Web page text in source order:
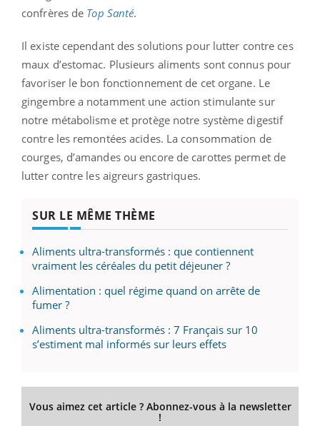
confrères de Top Santé.
Il existe cependant des solutions pour lutter contre ces
maux d’estomac. Plusieurs aliments sont connus pour
favoriser le bon fonctionnement de cet organe. Le
gingembre a notamment une action stimulante sur
notre métabolisme et protège notre système digestif
contre les remontées acides. La consommation de
courges, d’amandes ou encore de carottes permet de
lutter contre les aigreurs gastriques.
SUR LE MÊME THÈME
Aliments ultra-transformés : que contiennent
vraiment les céréales du petit déjeuner ?
Alimentation : quel régime quand on arrête de
fumer ?
Aliments ultra-transformés : 7 Français sur 10
s’estiment mal informés sur leurs effets
Vous aimez cet article ? Abonnez-vous à la newsletter
!